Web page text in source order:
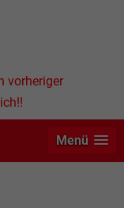
vorheriger
Menü